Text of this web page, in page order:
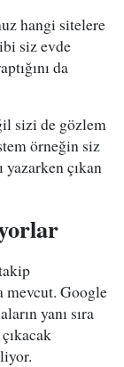
hangi sitelere
siz evde
da
sizi de gözlem
örneğin siz
yazarken çıkan
mevcut. Google
yanı sıra